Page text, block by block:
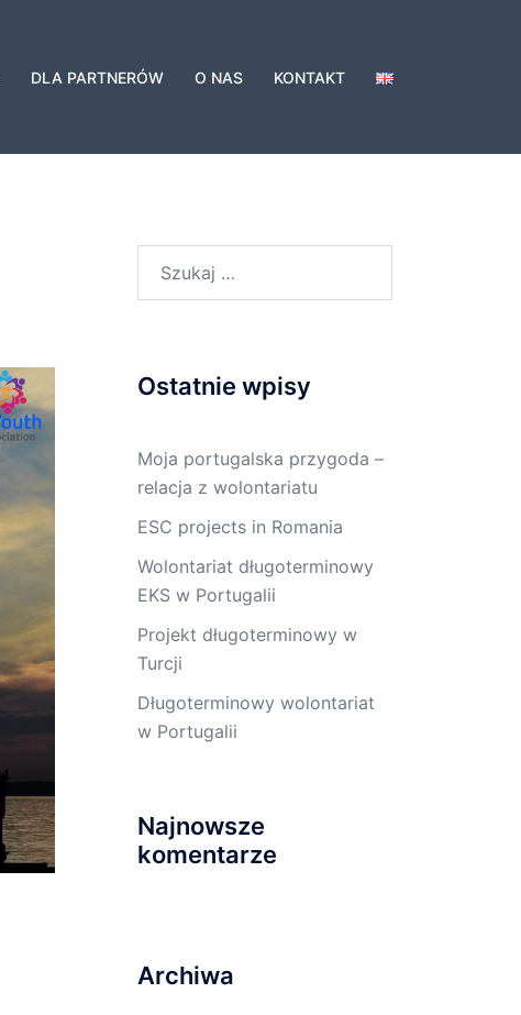
DLA PARTNERÓW O NAS KONTAKT
Ostatnie wpisy
Moja portugalska przygoda –
relacja z wolontariatu
ESC projects in Romania
Wolontariat długoterminowy
EKS w Portugalii
Projekt długoterminowy w
Turcji
Długoterminowy wolontariat
w Portugalii
Najnowsze
komentarze
Archiwa